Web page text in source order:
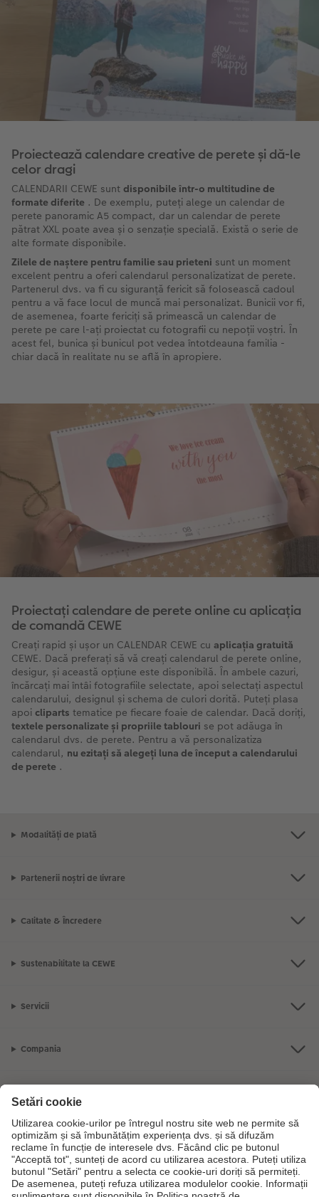
Proiectează calendare creative de perete și dă-le
celor dragi
CALENDARII CEWE sunt disponibile într-o multitudine de
formate diferite . De exemplu, puteți alege un calendar de
perete panoramic A5 compact, dar un calendar de perete
pătrat XXL poate avea și o senzație specială. Există o serie de
alte formate disponibile.
Zilele de naștere pentru familie sau prieteni sunt un moment
excelent pentru a oferi calendarul personalizatizat de perete.
Partenerul dvs. va fi cu siguranță fericit să folosească cadoul
pentru a vă face locul de muncă mai personalizat. Bunicii vor fi,
de asemenea, foarte fericiți să primească un calendar de
perete pe care l-ați proiectat cu fotografii cu nepoții voștri. În
acest fel, bunica și bunicul pot vedea întotdeauna familia -
chiar dacă în realitate nu se află în apropiere.
Proiectați calendare de perete online cu aplicația
de comandă CEWE
Creați rapid și ușor un CALENDAR CEWE cu aplicația gratuită
CEWE. Dacă preferați să vă creați calendarul de perete online,
desigur, și această opțiune este disponibilă. În ambele cazuri,
încărcați mai întâi fotografiile selectate, apoi selectați aspectul
calendarului, designul și schema de culori dorită. Puteți plasa
apoi cliparts tematice pe fiecare foaie de calendar. Dacă doriți,
textele personalizate și propriile tablouri se pot adăuga în
calendarul dvs. de perete. Pentru a vă personalizatiza
calendarul, nu ezitați să alegeți luna de început a calendarului
de perete .
Modalități de plată
Partenerii noștri de livrare
Calitate & Încredere
Sustenabilitate la CEWE
Servicii
Compania
CEWE Fotolumea